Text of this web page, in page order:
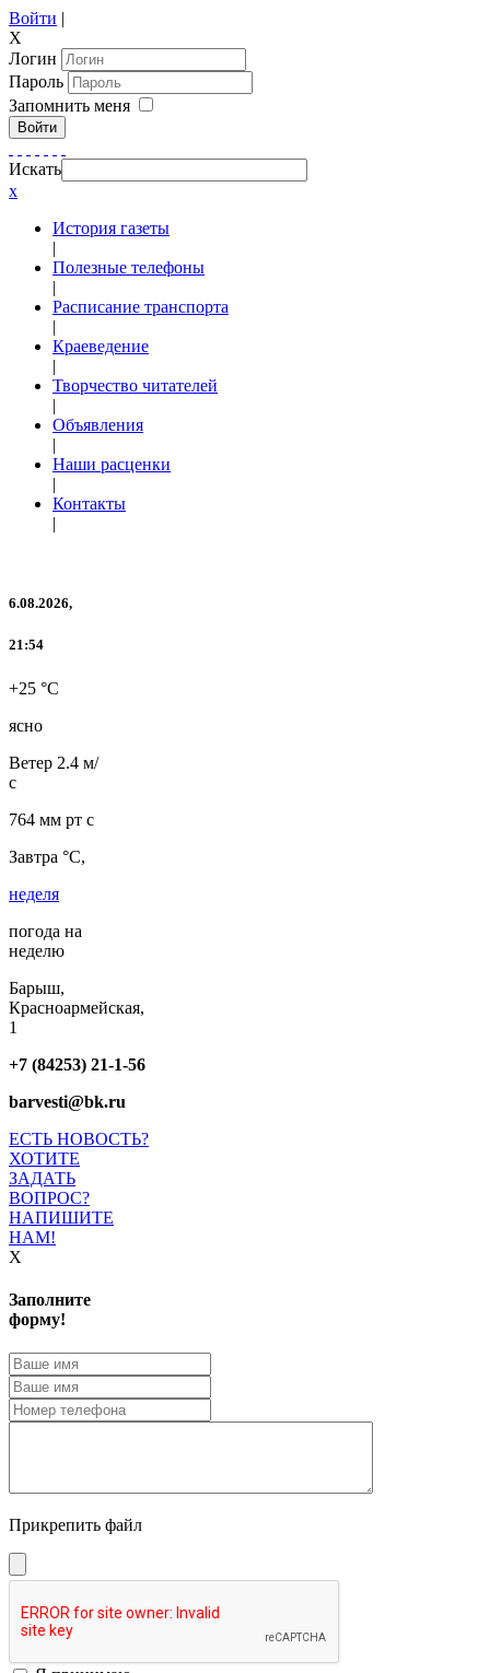
Войти |
X
Логин
Пароль
Запомнить меня
Войти
Искать
x
История газеты
|
Полезные телефоны
|
Расписание транспорта
|
Краеведение
|
Творчество читателей
|
Объявления
|
Наши расценки
|
Контакты
|
6.08.2026,
21:54
+25 °C
ясно
Ветер 2.4 м/
с
764 мм рт с
Завтра °C,
неделя
погода на
неделю
Барыш,
Красноармейская,
1
+7 (84253) 21-1-56
barvesti@bk.ru
ЕСТЬ НОВОСТЬ?
ХОТИТЕ
ЗАДАТЬ
ВОПРОС?
НАПИШИТЕ
НАМ!
X
Заполните
форму!
Прикрепить файл